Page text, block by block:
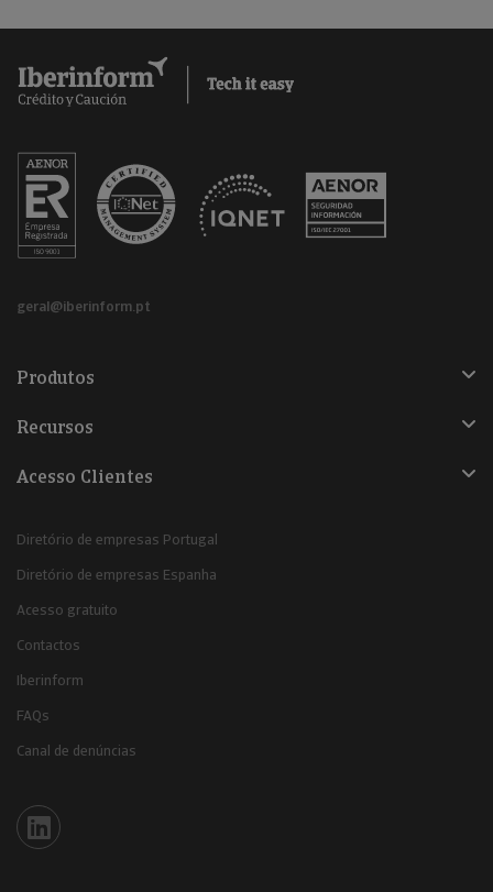
geral@iberinform.pt
Produtos
Recursos
Acesso Clientes
Diretório de empresas Portugal
Diretório de empresas Espanha
Acesso gratuito
Contactos
Iberinform
FAQs
Canal de denúncias
Iberinform en Linkedin